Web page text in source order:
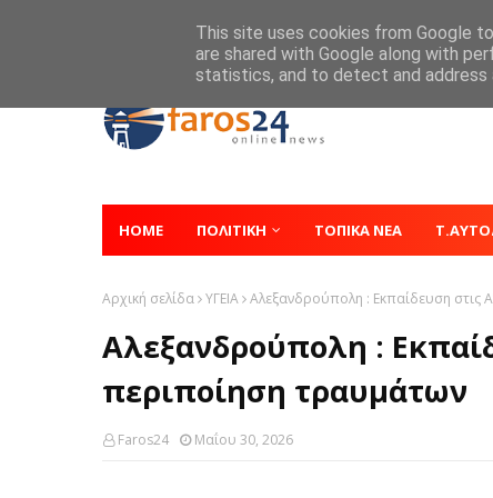
HOME ΠΟΛΙΤΙΚΗ ΤΟΠΙΚΑ ΝΕΑ
Αρχική σελίδα ΥΓΕΙΑ Αλεξανδρούπολη : Εκπαίδευση στις
Αλεξανδρούπολη :
περιποίηση τραυμάτων
Faros24 Μαΐου 30, 2026
This site uses cookies from Google
are shared with Google along with
statistics, and to detect and address